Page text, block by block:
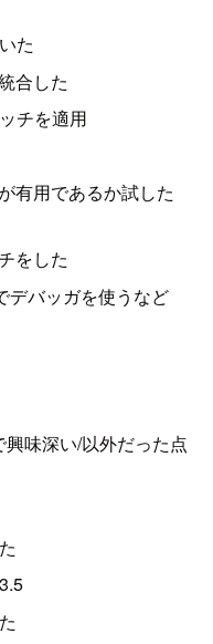
た
合した
チを適用
有用であるか試した
をした
デバッガを使うなど
興味深い/以外だった点